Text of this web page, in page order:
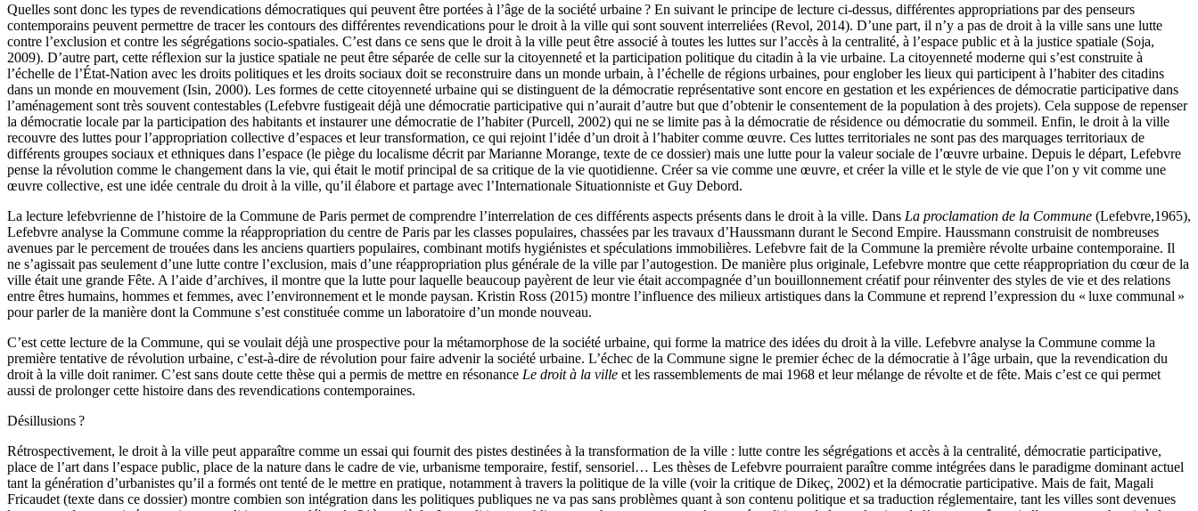
Quelles sont donc les types de revendications démocratiques qui peuvent être portées à l’âge de la société urbaine ? En suivant le principe de lecture ci-dessus, différentes appropriations par des penseurs
contemporains peuvent permettre de tracer les contours des différentes revendications pour le droit à la ville qui sont souvent interreliées (Revol, 2014). D’une part, il n’y a pas de droit à la ville sans une lutte
contre l’exclusion et contre les ségrégations socio-spatiales. C’est dans ce sens que le droit à la ville peut être associé à toutes les luttes sur l’accès à la centralité, à l’espace public et à la justice spatiale (Soja,
2009). D’autre part, cette réflexion sur la justice spatiale ne peut être séparée de celle sur la citoyenneté et la participation politique du citadin à la vie urbaine. La citoyenneté moderne qui s’est construite à
l’échelle de l’État-Nation avec les droits politiques et les droits sociaux doit se reconstruire dans un monde urbain, à l’échelle de régions urbaines, pour englober les lieux qui participent à l’habiter des citadins
dans un monde en mouvement (Isin, 2000). Les formes de cette citoyenneté urbaine qui se distinguent de la démocratie représentative sont encore en gestation et les expériences de démocratie participative dans
l’aménagement sont très souvent contestables (Lefebvre fustigeait déjà une démocratie participative qui n’aurait d’autre but que d’obtenir le consentement de la population à des projets). Cela suppose de repenser
la démocratie locale par la participation des habitants et instaurer une démocratie de l’habiter (Purcell, 2002) qui ne se limite pas à la démocratie de résidence ou démocratie du sommeil. Enfin, le droit à la ville
recouvre des luttes pour l’appropriation collective d’espaces et leur transformation, ce qui rejoint l’idée d’un droit à l’habiter comme œuvre. Ces luttes territoriales ne sont pas des marquages territoriaux de
différents groupes sociaux et ethniques dans l’espace (le piège du localisme décrit par Marianne Morange, texte de ce dossier) mais une lutte pour la valeur sociale de l’œuvre urbaine. Depuis le départ, Lefebvre
pense la révolution comme le changement dans la vie, qui était le motif principal de sa critique de la vie quotidienne. Créer sa vie comme une œuvre, et créer la ville et le style de vie que l’on y vit comme une
œuvre collective, est une idée centrale du droit à la ville, qu’il élabore et partage avec l’Internationale Situationniste et Guy Debord.
La lecture lefebvrienne de l’histoire de la Commune de Paris permet de comprendre l’interrelation de ces différents aspects présents dans le droit à la ville. Dans La proclamation de la Commune (Lefebvre,1965),
Lefebvre analyse la Commune comme la réappropriation du centre de Paris par les classes populaires, chassées par les travaux d’Haussmann durant le Second Empire. Haussmann construisit de nombreuses
avenues par le percement de trouées dans les anciens quartiers populaires, combinant motifs hygiénistes et spéculations immobilières. Lefebvre fait de la Commune la première révolte urbaine contemporaine. Il
ne s’agissait pas seulement d’une lutte contre l’exclusion, mais d’une réappropriation plus générale de la ville par l’autogestion. De manière plus originale, Lefebvre montre que cette réappropriation du cœur de la
ville était une grande Fête. A l’aide d’archives, il montre que la lutte pour laquelle beaucoup payèrent de leur vie était accompagnée d’un bouillonnement créatif pour réinventer des styles de vie et des relations
entre êtres humains, hommes et femmes, avec l’environnement et le monde paysan. Kristin Ross (2015) montre l’influence des milieux artistiques dans la Commune et reprend l’expression du « luxe communal »
pour parler de la manière dont la Commune s’est constituée comme un laboratoire d’un monde nouveau.
C’est cette lecture de la Commune, qui se voulait déjà une prospective pour la métamorphose de la société urbaine, qui forme la matrice des idées du droit à la ville. Lefebvre analyse la Commune comme la
première tentative de révolution urbaine, c’est-à-dire de révolution pour faire advenir la société urbaine. L’échec de la Commune signe le premier échec de la démocratie à l’âge urbain, que la revendication du
droit à la ville doit ranimer. C’est sans doute cette thèse qui a permis de mettre en résonance Le droit à la ville et les rassemblements de mai 1968 et leur mélange de révolte et de fête. Mais c’est ce qui permet
aussi de prolonger cette histoire dans des revendications contemporaines.
Désillusions ?
Rétrospectivement, le droit à la ville peut apparaître comme un essai qui fournit des pistes destinées à la transformation de la ville : lutte contre les ségrégations et accès à la centralité, démocratie participative,
place de l’art dans l’espace public, place de la nature dans le cadre de vie, urbanisme temporaire, festif, sensoriel… Les thèses de Lefebvre pourraient paraître comme intégrées dans le paradigme dominant actuel
tant la génération d’urbanistes qu’il a formés ont tenté de le mettre en pratique, notamment à travers la politique de la ville (voir la critique de Dikeç, 2002) et la démocratie participative. Mais de fait, Magali
Fricaudet (texte dans ce dossier) montre combien son intégration dans les politiques publiques ne va pas sans problèmes quant à son contenu politique et sa traduction réglementaire, tant les villes sont devenues